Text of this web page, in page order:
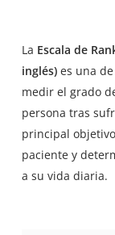
La Escala de
inglés)es una
medir el grado
persona tras
principal
paciente y
a su vida diaria.